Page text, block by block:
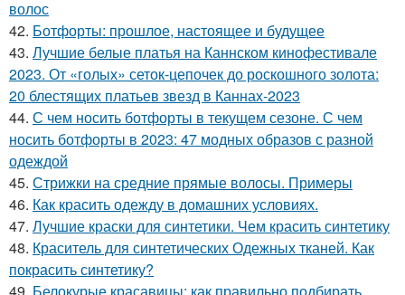
волос
42. Ботфорты: прошлое, настоящее и будущее
43. Лучшие белые платья на Каннском кинофестивале
2023. От «голых» сеток-цепочек до роскошного золота:
20 блестящих платьев звезд в Каннах-2023
44. С чем носить ботфорты в текущем сезоне. С чем
носить ботфорты в 2023: 47 модных образов с разной
одеждой
45. Стрижки на средние прямые волосы. Примеры
46. Как красить одежду в домашних условиях.
47. Лучшие краски для синтетики. Чем красить синтетику
48. Краситель для синтетических Одежных тканей. Как
покрасить синтетику?